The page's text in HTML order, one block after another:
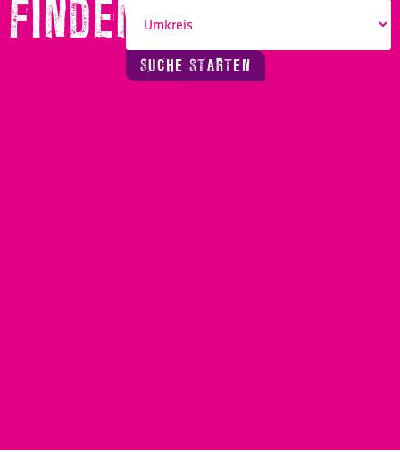
FINDEN!
SUCHE STARTEN